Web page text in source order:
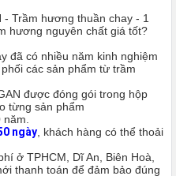
- Trầm hương thuần chay - 1
hương nguyên chất giá tốt?
đã có nhiều năm kinh nghiệm
các sản phẩm từ trầm
được đóng gói trong hộp
từng sản phẩm
ngày , khách hàng có thể thoải
ở TPHCM, Dĩ An, Biên Hoà,
thanh toán để đảm bảo đúng